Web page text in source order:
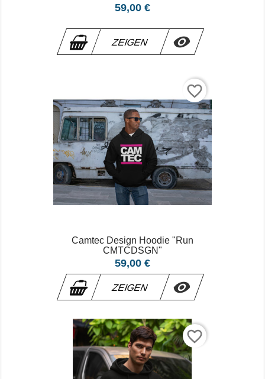
Preis
59,00 €
ZEIGEN 
favorite_border
Camtec Design Hoodie "Run
CMTCDSGN"
Preis
59,00 €
ZEIGEN 
favorite_border